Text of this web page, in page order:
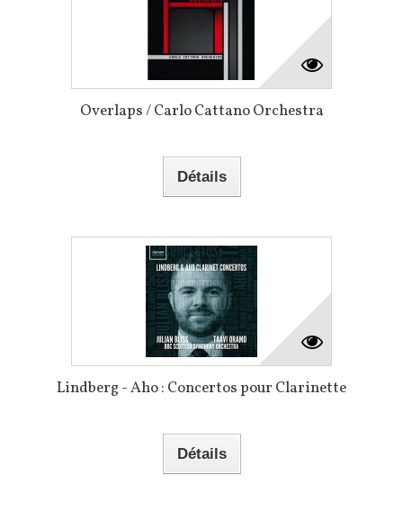
Overlaps / Carlo Cattano Orchestra
Détails
Lindberg - Aho : Concertos pour Clarinette
Détails